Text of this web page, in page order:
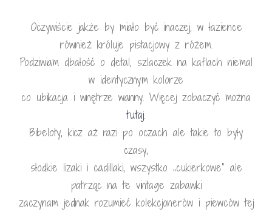
Oczywiście jakże by miało być inaczej, w łazience
również króluje pistacjowy z różem.
Podziwiam dbałość o detal, szlaczek na kaflach niemal
w identycznym kolorze
co ubikacja i wnętrze wanny. Więcej zobaczyć można
tutaj.
Bibeloty, kicz aż razi po oczach ale takie to były
czasy,
słodkie lizaki i cadillaki, wszystko „cukierkowe” ale
patrząc na te vintage zabawki
zaczynam jednak rozumieć kolekcjonerów i piewców tej